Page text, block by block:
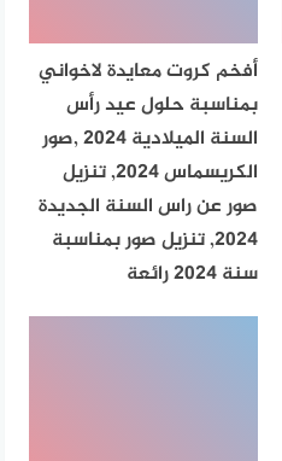
أفخم كروت معايدة لاخواني
بمناسبة حلول عيد رأس
السنة الميلادية 2024 ,صور
الكريسماس 2024, تنزيل
صور عن راس السنة الجديدة
2024, تنزيل صور بمناسبة
سنة 2024 رائعة